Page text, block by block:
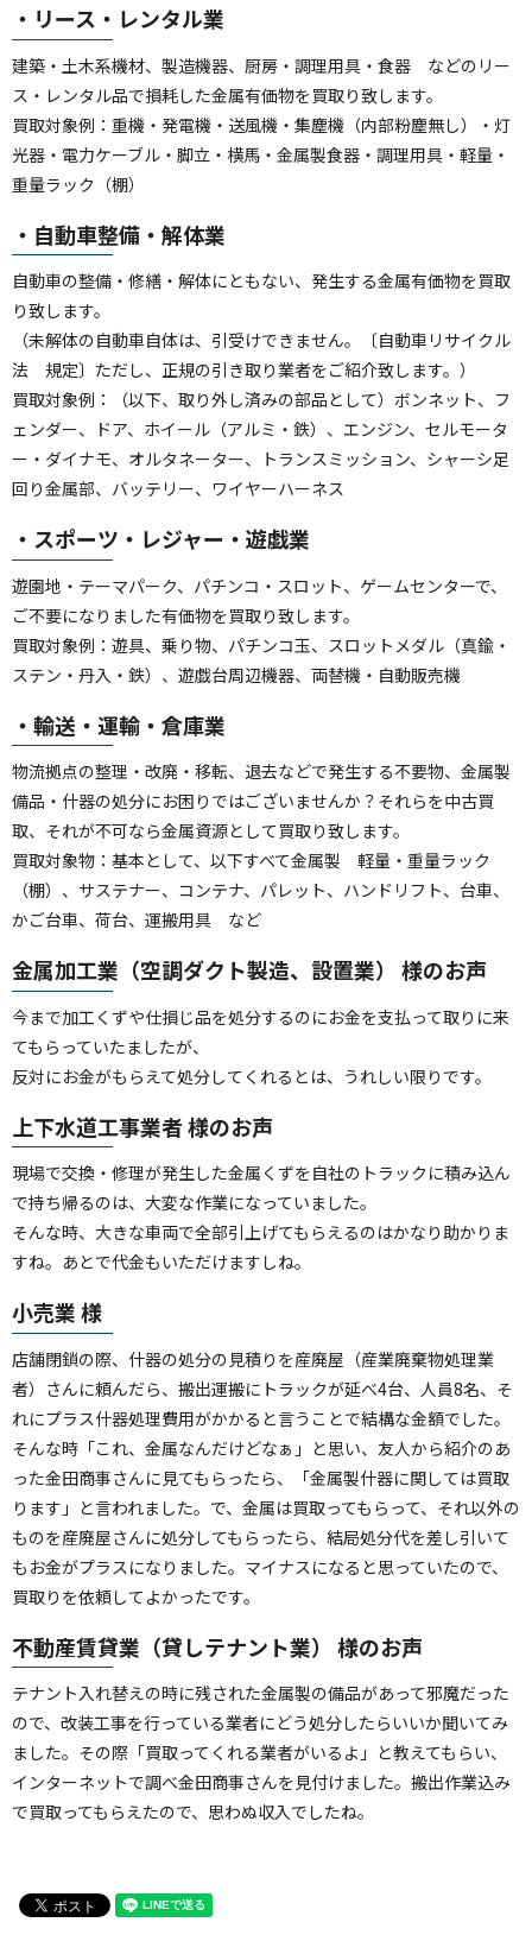
・リース・レンタル業
建築・土木系機材、製造機器、厨房・調理用具・食器 などのリー
ス・レンタル品で損耗した金属有価物を買取り致します。
買取対象例：重機・発電機・送風機・集塵機（内部粉塵無し）・灯
光器・電力ケーブル・脚立・横馬・金属製食器・調理用具・軽量・
重量ラック（棚）
・自動車整備・解体業
自動車の整備・修繕・解体にともない、発生する金属有価物を買取
り致します。
（未解体の自動車自体は、引受けできません。〔自動車リサイクル
法 規定〕ただし、正規の引き取り業者をご紹介致します。）
買取対象例：（以下、取り外し済みの部品として）ボンネット、フ
ェンダー、ドア、ホイール（アルミ・鉄）、エンジン、セルモータ
ー・ダイナモ、オルタネーター、トランスミッション、シャーシ足
回り金属部、バッテリー、ワイヤーハーネス
・スポーツ・レジャー・遊戯業
遊園地・テーマパーク、パチンコ・スロット、ゲームセンターで、
ご不要になりました有価物を買取り致します。
買取対象例：遊具、乗り物、パチンコ玉、スロットメダル（真鍮・
ステン・丹入・鉄）、遊戯台周辺機器、両替機・自動販売機
・輸送・運輸・倉庫業
物流拠点の整理・改廃・移転、退去などで発生する不要物、金属製
備品・什器の処分にお困りではございませんか？それらを中古買
取、それが不可なら金属資源として買取り致します。
買取対象物：基本として、以下すべて金属製 軽量・重量ラック
（棚）、サステナー、コンテナ、パレット、ハンドリフト、台車、
かご台車、荷台、運搬用具 など
金属加工業（空調ダクト製造、設置業） 様のお声
今まで加工くずや仕損じ品を処分するのにお金を支払って取りに来
てもらっていたましたが、
反対にお金がもらえて処分してくれるとは、うれしい限りです。
上下水道工事業者 様のお声
現場で交換・修理が発生した金属くずを自社のトラックに積み込ん
で持ち帰るのは、大変な作業になっていました。
そんな時、大きな車両で全部引上げてもらえるのはかなり助かりま
すね。あとで代金もいただけますしね。
小売業 様
店舗閉鎖の際、什器の処分の見積りを産廃屋（産業廃棄物処理業
者）さんに頼んだら、搬出運搬にトラックが延べ4台、人員8名、そ
れにプラス什器処理費用がかかると言うことで結構な金額でした。
そんな時「これ、金属なんだけどなぁ」と思い、友人から紹介のあ
った金田商事さんに見てもらったら、「金属製什器に関しては買取
ります」と言われました。で、金属は買取ってもらって、それ以外の
ものを産廃屋さんに処分してもらったら、結局処分代を差し引いて
もお金がプラスになりました。マイナスになると思っていたので、
買取りを依頼してよかったです。
不動産賃貸業（貸しテナント業） 様のお声
テナント入れ替えの時に残された金属製の備品があって邪魔だった
ので、改装工事を行っている業者にどう処分したらいいか聞いてみ
ました。その際「買取ってくれる業者がいるよ」と教えてもらい、
インターネットで調べ金田商事さんを見付けました。搬出作業込み
で買取ってもらえたので、思わぬ収入でしたね。